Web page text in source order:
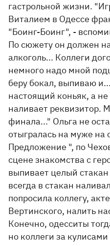
гастрольной жизни.
Виталием в Одессе
"Боинг-Боинг", -
По сюжету он должен
алкоголь... Коллеги
немного надо мной
беру бокал, выпиваю
настоящий коньяк, а
наливает реквизитор.
финала..." Ольга не
отыгралась на муже на
Предложение ", по
сцене знакомства с
выпивает целый
всегда в стакан
попросила коллегу,
Вертинского, налить
Конечно, одесситы
но коллеги за